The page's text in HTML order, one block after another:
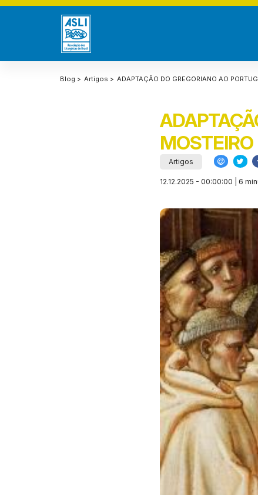
Blog > Artigos > ADAPTAÇÃO DO GREGORIANO AO
Artigos
12.12.2025 - 00:00:00 | 6